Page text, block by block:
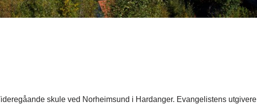
skule ved Norheimsund i Hardanger. Evangelistens utgivere